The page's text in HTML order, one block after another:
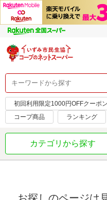
初回利用限定1000円OFFクーポン
コープ商品
ランキング
カテゴリから探す